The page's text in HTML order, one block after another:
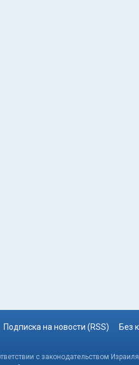
Подписка на новости (RSS) Без
с законодательством